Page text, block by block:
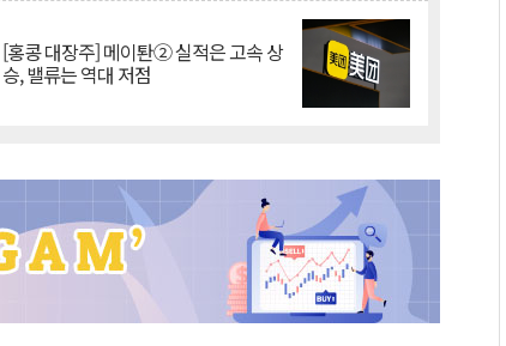
[홍콩 대장주] 메이퇀② 실적은 고속 상
승, 밸류는 역대 저점